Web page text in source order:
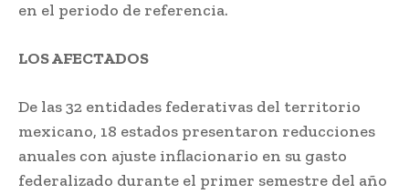
en el periodo de referencia.
LOS AFECTADOS
De las 32 entidades federativas del territorio
mexicano, 18 estados presentaron reducciones
anuales con ajuste inflacionario en su gasto
federalizado durante el primer semestre del año